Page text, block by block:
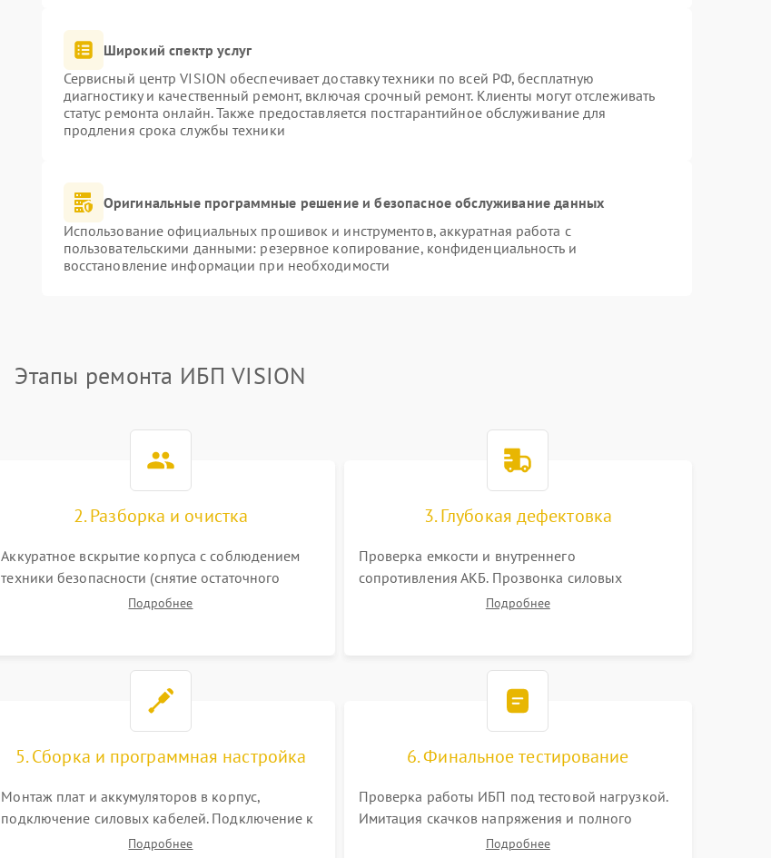
Широкий спектр услуг
Сервисный центр VISION обеспечивает доставку техники по всей РФ, бесплатную
диагностику и качественный ремонт, включая срочный ремонт. Клиенты могут отслеживать
статус ремонта онлайн. Также предоставляется постгарантийное обслуживание для
продления срока службы техники
Оригинальные программные решение и безопасное обслуживание данных
Использование официальных прошивок и инструментов, аккуратная работа с
пользовательскими данными: резервное копирование, конфиденциальность и
восстановление информации при необходимости
Этапы ремонта ИБП VISION
2. Разборка и очистка
Аккуратное вскрытие корпуса с соблюдением
техники безопасности (снятие остаточного
заряда). Очистка плат, радиаторов и кулеров от
Подробнее
3. Глубокая дефектовка
Проверка емкости и внутреннего
сопротивления АКБ. Прозвонка силовых
транзисторов инвертора, диодов, реле
Подробнее
5. Сборка и программная настройка
Монтаж плат и аккумуляторов в корпус,
подключение силовых кабелей. Подключение к
ПК для программной калибровки констант
Подробнее
6. Финальное тестирование
Проверка работы ИБП под тестовой нагрузкой.
Имитация скачков напряжения и полного
отключения сети. Контроль времени автономной
Подробнее